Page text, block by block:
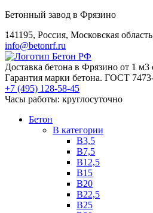
Бетонный завод в Фрязино
141195, Россия, Московская
info@betonrf.ru
Доставка бетона в Фрязино от 1 м3
Гарантия марки бетона. ГОСТ
+7 (495) 128-58-45
Часы работы: круглосуточно
Бетон
B категории
B3,5
B7,5
B12,5
B15
B20
B22,5
B25